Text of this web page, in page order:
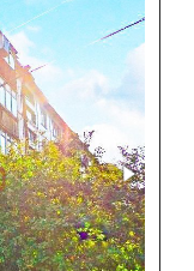
20